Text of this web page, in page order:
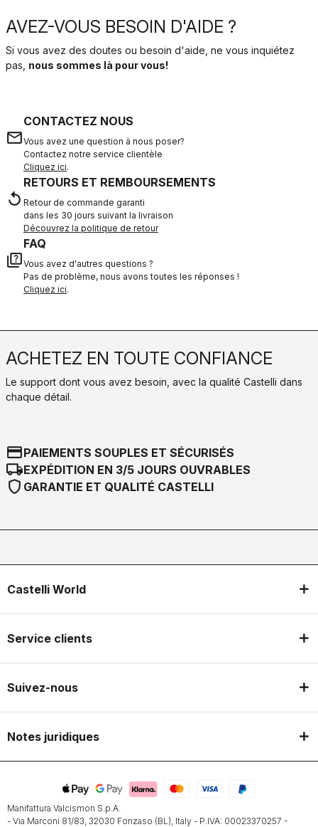
AVEZ-VOUS BESOIN D'AIDE ?
Si vous avez des doutes ou besoin d'aide, ne vous inquiétez
pas, nous sommes là pour vous!
email
CONTACTEZ NOUS
Vous avez une question à nous poser?
Contactez notre service clientèle
Cliquez ici.
replay
RETOURS ET REMBOURSEMENTS
Retour de commande garanti
dans les 30 jours suivant la livraison
Découvrez la politique de retour
quiz
FAQ
Vous avez d'autres questions ?
Pas de problème, nous avons toutes les réponses !
Cliquez ici.
ACHETEZ EN TOUTE CONFIANCE
Le support dont vous avez besoin, avec la qualité Castelli dans
chaque détail.
credit_cardPAIEMENTS SOUPLES ET SÉCURISÉS
local_shippingEXPÉDITION EN 3/5 JOURS OUVRABLES
shield GARANTIE ET QUALITÉ CASTELLI
Castelli World
Service clients
Suivez-nous
Notes juridiques
Manifattura Valcismon S.p.A.
- Via Marconi 81/83, 32030 Fonzaso (BL), Italy - P.IVA: 00023370257 -